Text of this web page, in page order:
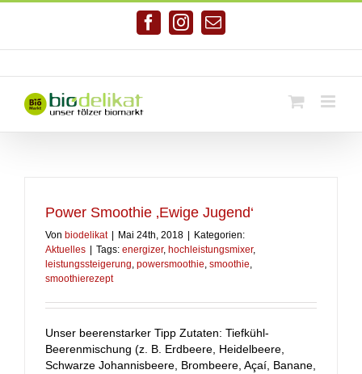
Facebook
Instagram
E-
Mail
Power Smoothie ‚Ewige Jugend‘
Von biodelikat Mai 24th, 2018
Kategorien:
Aktuelles
Tags: energizer, hochleistungsmixer,
leistungssteigerung, powersmoothie, smoothie,
smoothierezept
Unser beerenstarker Tipp Zutaten: Tiefkühl-
Beerenmischung (z. B. Erdbeere, Heidelbeere,
Schwarze Johannisbeere, Brombeere, Açaí, Banane,